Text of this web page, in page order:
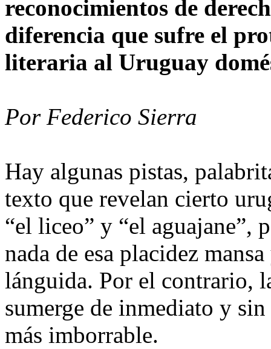
reconocimientos de
diferencia que sufre el
literaria al Uruguay
Por Federico Sierra
Hay algunas pistas,
texto que revelan cierto
“el liceo” y “el aguajane”,
nada de esa placidez
lánguida. Por el contrario,
sumerge de inmediato y
más imborrable.